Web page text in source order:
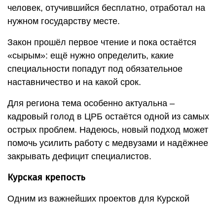
человек, отучившийся бесплатно, отработал на
нужном государству месте.
Закон прошёл первое чтение и пока остаётся
«сырым»: ещё нужно определить, какие
специальности попадут под обязательное
наставничество и на какой срок.
Для региона тема особенно актуальна –
кадровый голод в ЦРБ остаётся одной из самых
острых проблем. Надеюсь, новый подход может
помочь усилить работу с медвузами и надёжнее
закрывать дефицит специалистов.
Курская крепость
Одним из важнейших проектов для Курской